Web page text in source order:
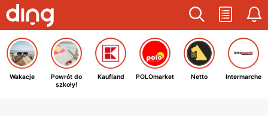
Wakacje
Powrót do
szkoły!
Kaufland POLOmarket Netto Intermarche